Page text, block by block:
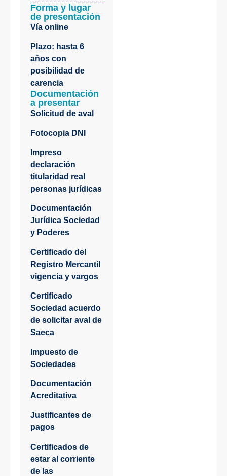
Forma y lugar
de presentación
Vía online
Plazo: hasta 6
años con
posibilidad de
carencia
Documentación
a presentar
Solicitud de aval
Fotocopia DNI
Impreso
declaración
titularidad real
personas jurídicas
Documentación
Jurídica Sociedad
y Poderes
Certificado del
Registro Mercantil
vigencia y vargos
Certificado
Sociedad acuerdo
de solicitar aval de
Saeca
Impuesto de
Sociedades
Documentación
Acreditativa
Justificantes de
pagos
Certificados de
estar al corriente
de las